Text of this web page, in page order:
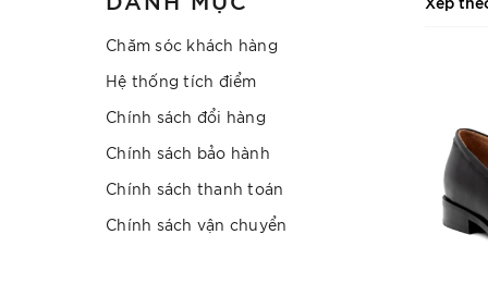
Chăm sóc khách hàng
Hệ thống tích điểm
Chính sách đổi hàng
Chính sách bảo hành
Chính sách thanh toán
Chính sách vận chuyển